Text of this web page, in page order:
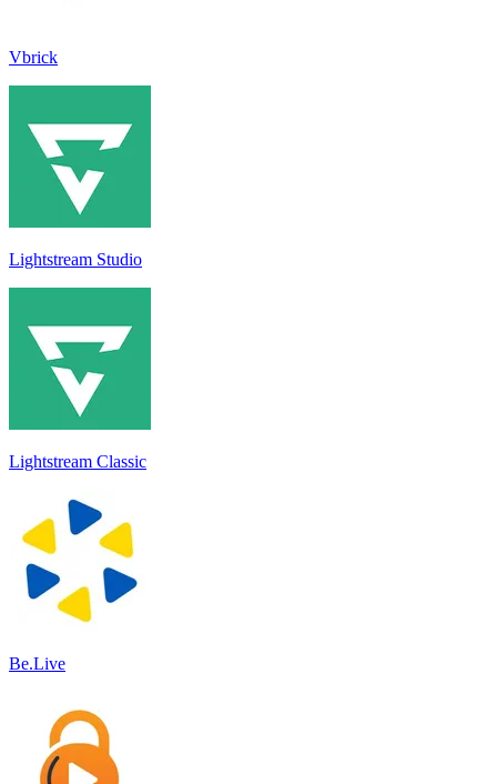
Vbrick
Lightstream Studio
Lightstream Classic
Be.Live